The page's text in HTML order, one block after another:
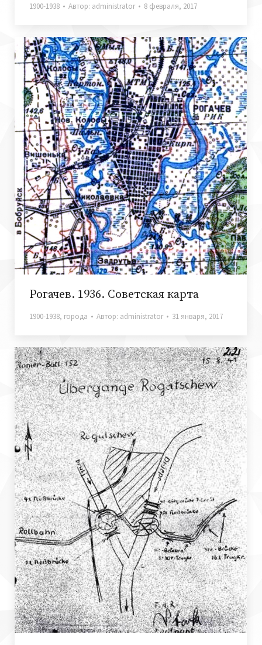
1900-1938 Автор: administrator 8 февраля, 2017
Рогачев. 1936. Советская карта
1900-1938, города Автор: administrator 31 января, 2017